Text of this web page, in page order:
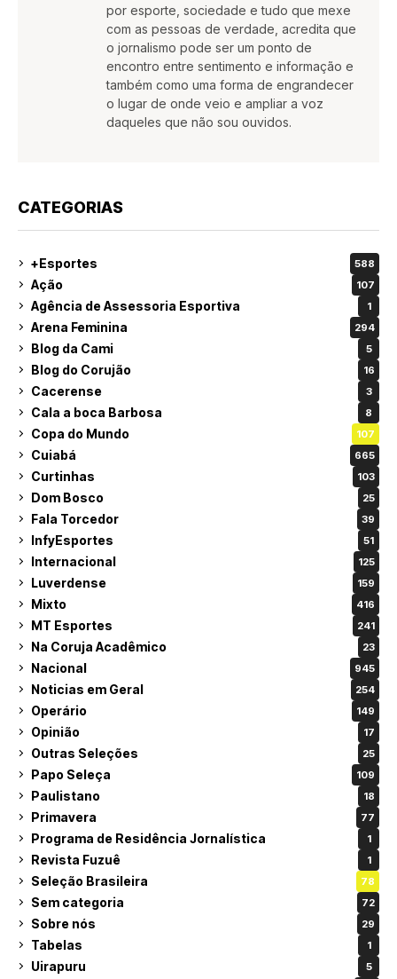
por esporte, sociedade e tudo que mexe
com as pessoas de verdade, acredita que
o jornalismo pode ser um ponto de
encontro entre sentimento e informação e
também como uma forma de engrandecer
o lugar de onde veio e ampliar a voz
daqueles que não sou ouvidos.
CATEGORIAS
+Esportes 588
Ação 107
Agência de Assessoria Esportiva 1
Arena Feminina 294
Blog da Cami 5
Blog do Corujão 16
Cacerense 3
Cala a boca Barbosa 8
Copa do Mundo 107
Cuiabá 665
Curtinhas 103
Dom Bosco 25
Fala Torcedor 39
InfyEsportes 51
Internacional 125
Luverdense 159
Mixto 416
MT Esportes 241
Na Coruja Acadêmico 23
Nacional 945
Noticias em Geral 254
Operário 149
Opinião 17
Outras Seleções 25
Papo Seleça 109
Paulistano 18
Primavera 77
Programa de Residência Jornalística 1
Revista Fuzuê 1
Seleção Brasileira 78
Sem categoria 72
Sobre nós 29
Tabelas 1
Uirapuru 5